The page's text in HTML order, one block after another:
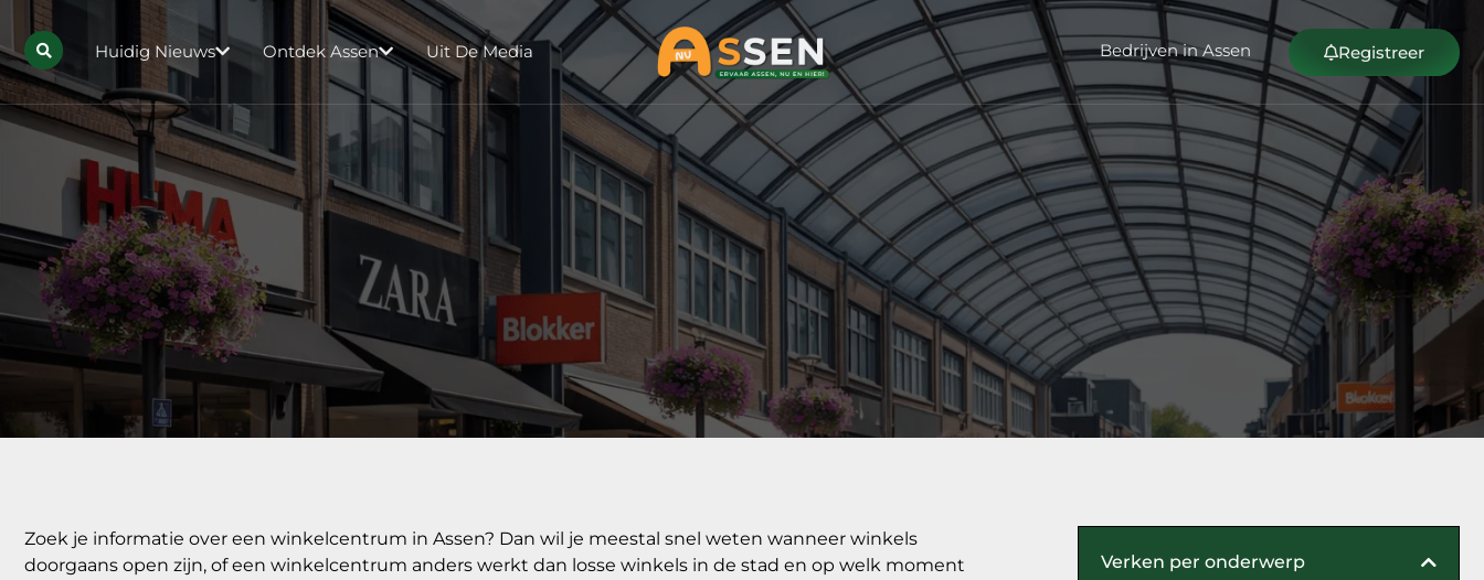
Huidig Nieuws Ontdek Assen Uit De Media Bedrijven in Assen Registreer
Zoek je informatie over een winkelcentrum in Assen? Dan wil je meestal snel weten wanneer winkels
doorgaans open zijn, of een winkelcentrum anders werkt dan losse winkels in de stad en op welk moment
Verken per onderwerp